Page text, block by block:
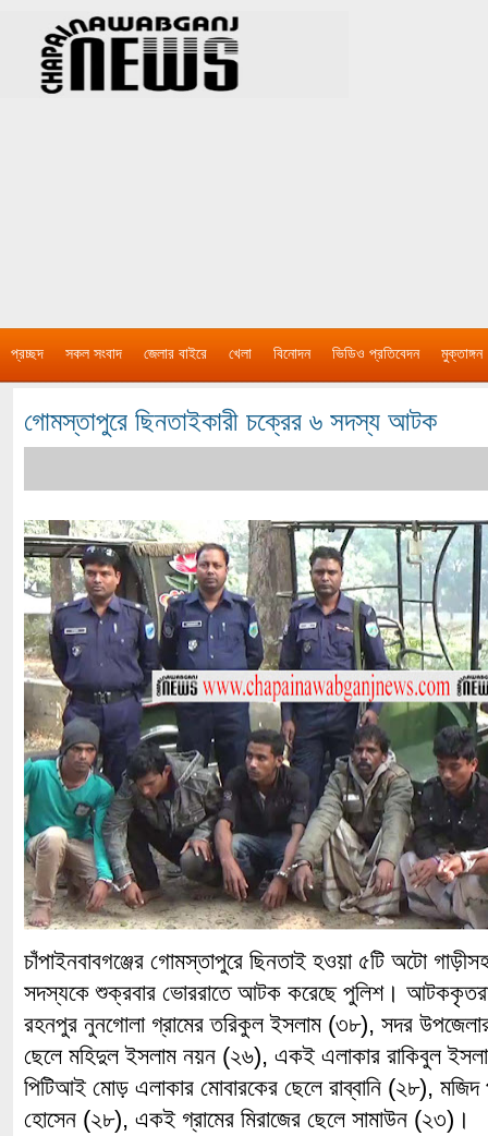
প্রচ্ছদ সকল সংবাদ জেলার বাইরে খেলা বিনোদন ভিডিও প্রতিবেদন মুক্তাঙ্গন
গোমস্তাপুরে ছিনতাইকারী চক্রের ৬ সদস্য আটক
চাঁপাইনবাবগঞ্জের গোমস্তাপুরে ছিনতাই হওয়া ৫টি অটো
সদস্যকে শুক্রবার ভোররাতে আটক করেছে পুলিশ।
রহনপুর নুনগোলা গ্রামের তরিকুল ইসলাম (৩৮), সদর
ছেলে মহিদুল ইসলাম নয়ন (২৬), একই এলাকার রাকিবুল
পিটিআই মোড় এলাকার মোবারকের ছেলে রাব্বানি (২৮), মজিদ
হোসেন (২৮), একই গ্রামের মিরাজের ছেলে সামাউন (২৩)।